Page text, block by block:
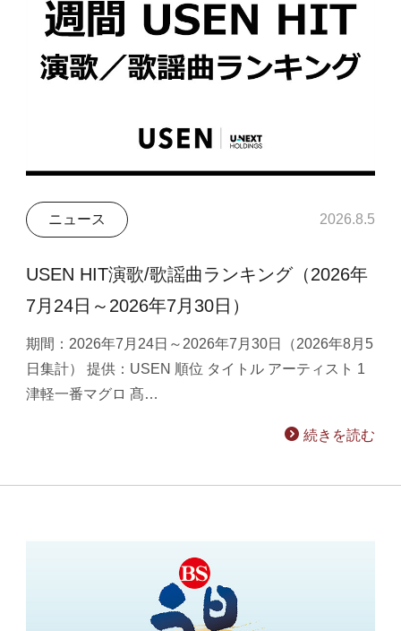
ニュース 2026.8.5
USEN HIT演歌/歌謡曲ランキング（2026年
7月24日～2026年7月30日）
期間：2026年7月24日～2026年7月30日（2026年8月5
日集計） 提供：USEN 順位 タイトル アーティスト 1
津軽一番マグロ 髙…
続きを読む